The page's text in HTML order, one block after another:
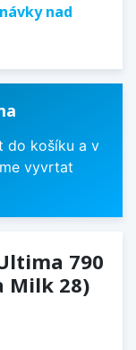
nad
do košíku a v
vyvrtat
790
Milk 28)